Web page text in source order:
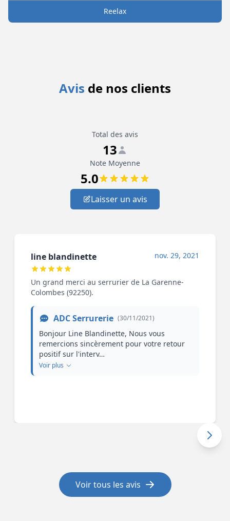
Reelax
Avis de nos clients
Total des avis
13
Note Moyenne
5.0
Laisser un avis
line blandinette nov. 29, 2021
Un grand merci au serrurier de La Garenne-
Colombes (92250).
ADC Serrurerie (30/11/2021)
Bonjour Line Blandinette, Nous vous
remercions sincèrement pour votre retour
positif sur l'interv…
Voir plus
Voir tous les avis